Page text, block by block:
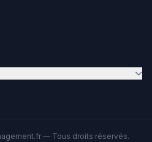
— Tous droits réservés.